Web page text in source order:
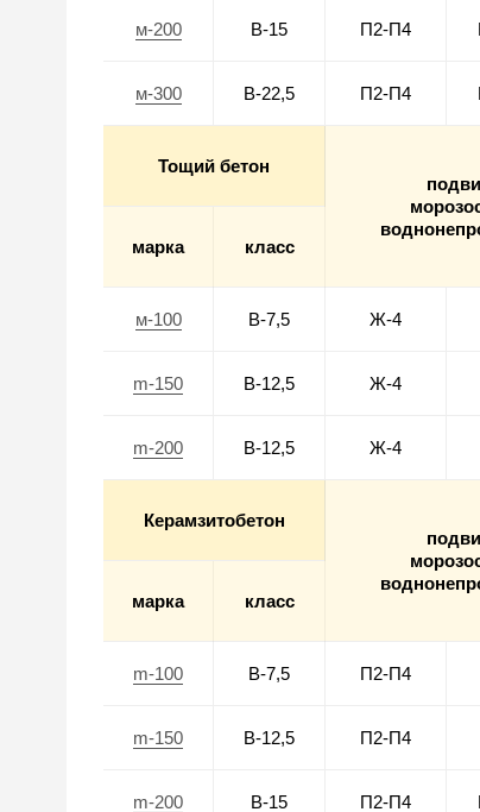
м-200 В-15 П2-П4
м-300 В-22,5 П2-П4
Тощий бетон
марка
класс
м-100 В-7,5 Ж-4
m-150 В-12,5 Ж-4
m-200 В-12,5 Ж-4
Керамзитобетон
марка
класс
m-100 В-7,5 П2-П4
m-150 В-12,5 П2-П4
m-200 В-15 П2-П4